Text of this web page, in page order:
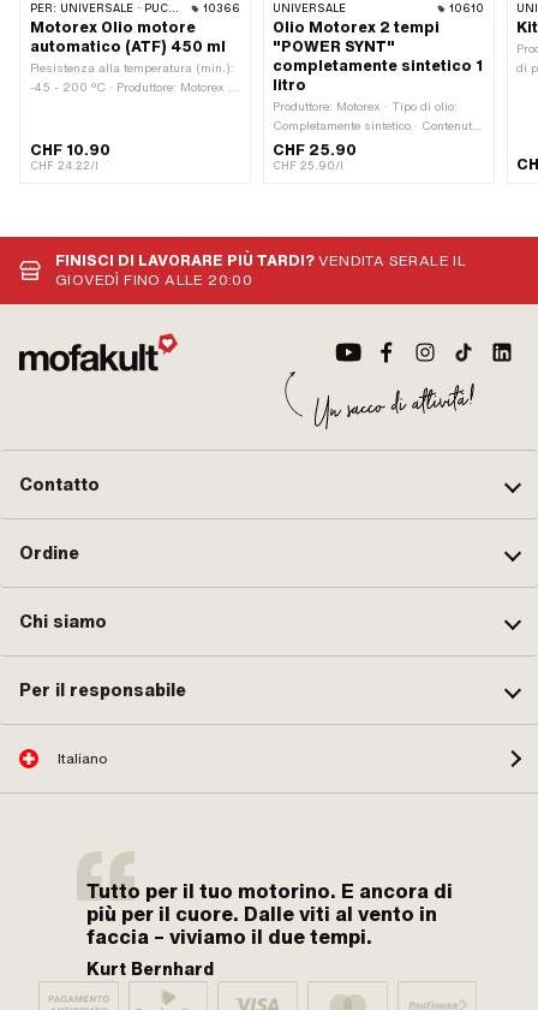
PER: UNIVERSALE · PUCH · SACHS · TOMOS · CIAO BICICLETTA 10366
Motorex Olio motore
automatico (ATF) 450 ml
Resistenza alla temperatura (min.):
-45 - 200 °C · Produttore: Motorex ·
applicazione: Lubrificazione del
cambio con frizione · Numero OEM
CHF 10.90
CHF 24.22/l
UNIVERSALE 10610
Olio Motorex 2 tempi
"POWER SYNT"
completamente sintetico 1
litro
Produttore: Motorex · Tipo di olio:
Completamente sintetico · Contenuti:
1000 ml · Colore: rosso
CHF 25.90
CHF 25.90/l
di
FINISCI DI LAVORARE PIÙ TARDI?VENDITA SERALE IL
GIOVEDÌ FINO ALLE 20:00
Contatto
Ordine
Chi siamo
Per il responsabile
Italiano
Tutto per il tuo motorino. E ancora di
più per il cuore. Dalle viti al vento in
faccia – viviamo il due tempi.
Kurt Bernhard